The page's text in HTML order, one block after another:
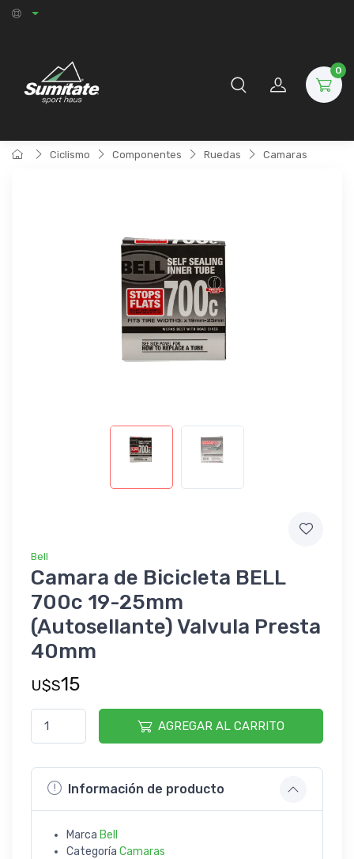
0
Ciclismo Componentes Ruedas Camaras
Bell
Camara de Bicicleta BELL
700c 19-25mm
(Autosellante) Valvula Presta
40mm
U$S15
AGREGAR AL CARRITO
Información de producto
Marca Bell
Categoría Camaras